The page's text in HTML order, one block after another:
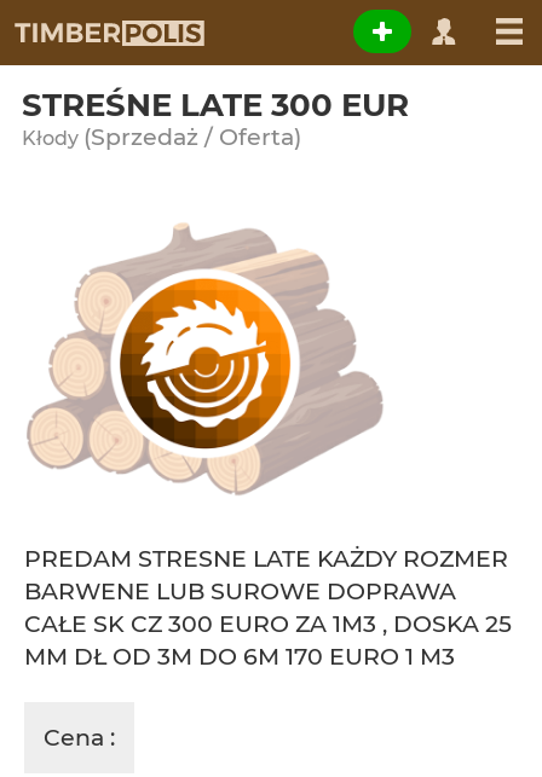
STREŚNE LATE 300 EUR
Kłody (Sprzedaż / Oferta)
PREDAM STRESNE LATE KAŻDY ROZMER
BARWENE LUB SUROWE DOPRAWA
CAŁE SK CZ 300 EURO ZA 1M3 , DOSKA 25
MM DŁ OD 3M DO 6M 170 EURO 1 M3
Cena :